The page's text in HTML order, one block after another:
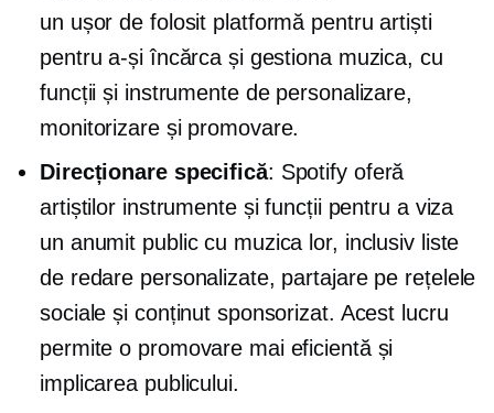
un ușor de folosit platformă pentru artiști
pentru a-și încărca și gestiona muzica, cu
funcții și instrumente de personalizare,
monitorizare și promovare.
Direcționare specifică: Spotify oferă
artiștilor instrumente și funcții pentru a viza
un anumit public cu muzica lor, inclusiv liste
de redare personalizate, partajare pe rețelele
sociale și conținut sponsorizat. Acest lucru
permite o promovare mai eficientă și
implicarea publicului.